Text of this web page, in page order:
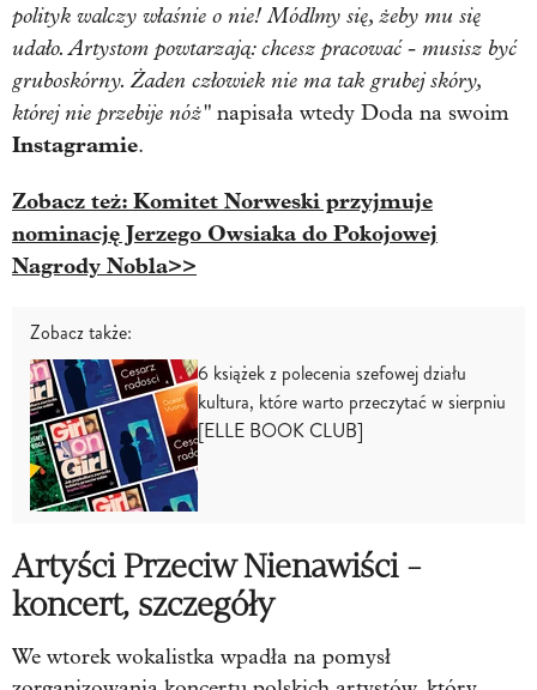
polityk walczy właśnie o nie! Módlmy się, żeby mu się
udało. Artystom powtarzają: chcesz pracować - musisz być
gruboskórny. Żaden człowiek nie ma tak grubej skóry,
której nie przebije nóż" napisała wtedy Doda na swoim
Instagramie.
Zobacz też: Komitet Norweski przyjmuje
nominację Jerzego Owsiaka do Pokojowej
Nagrody Nobla>>
Zobacz także:
6 książek z polecenia szefowej działu
kultura, które warto przeczytać w sierpniu
[ELLE BOOK CLUB]
Artyści Przeciw Nienawiści -
koncert, szczegóły
We wtorek wokalistka wpadła na pomysł